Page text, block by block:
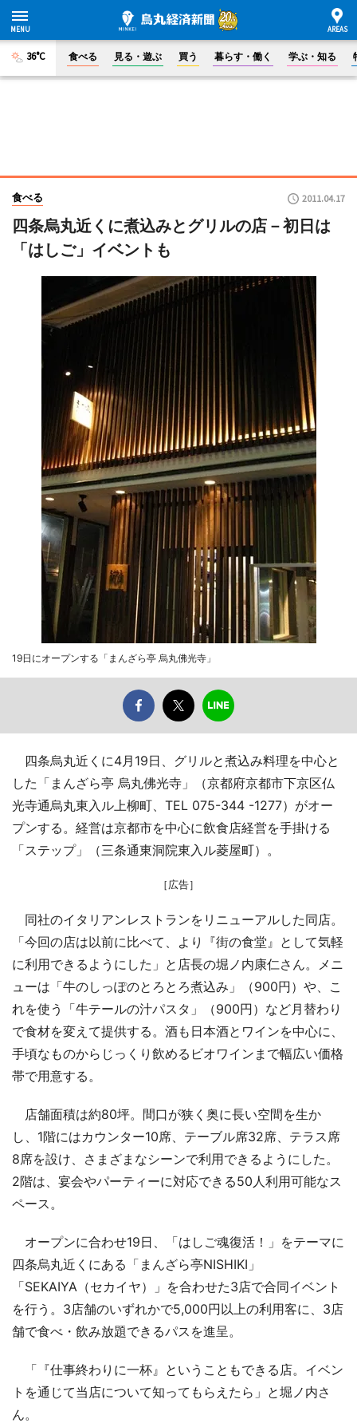
36°C 食べる 見る・遊ぶ 買う 暮らす・働く 学ぶ・知る
食べる 2011.04.17
四条烏丸近くに煮込みとグリルの店－初日は
「はしご」イベントも
19日にオープンする「まんざら亭 烏丸佛光寺」
四条烏丸近くに4月19日、グリルと煮込み料理を中心と
した「まんざら亭 烏丸佛光寺」（京都府京都市下京区仏
光寺通烏丸東入ル上柳町、TEL 075-344 -1277）がオー
プンする。経営は京都市を中心に飲食店経営を手掛ける
「ステップ」（三条通東洞院東入ル菱屋町）。
［広告］
同社のイタリアンレストランをリニューアルした同店。
「今回の店は以前に比べて、より『街の食堂』として気軽
に利用できるようにした」と店長の堀ノ内康仁さん。メニ
ューは「牛のしっぽのとろとろ煮込み」（900円）や、こ
れを使う「牛テールの汁パスタ」（900円）など月替わり
で食材を変えて提供する。酒も日本酒とワインを中心に、
手頃なものからじっくり飲めるビオワインまで幅広い価格
帯で用意する。
店舗面積は約80坪。間口が狭く奥に長い空間を生か
し、1階にはカウンター10席、テーブル席32席、テラス席
8席を設け、さまざまなシーンで利用できるようにした。
2階は、宴会やパーティーに対応できる50人利用可能なス
ペース。
オープンに合わせ19日、「はしご魂復活！」をテーマに
四条烏丸近くにある「まんざら亭NISHIKI」
「SEKAIYA（セカイヤ）」を合わせた3店で合同イベント
を行う。3店舗のいずれかで5,000円以上の利用客に、3店
舗で食べ・飲み放題できるパスを進呈。
「『仕事終わりに一杯』ということもできる店。イベン
トを通じて当店について知ってもらえたら」と堀ノ内さ
ん。